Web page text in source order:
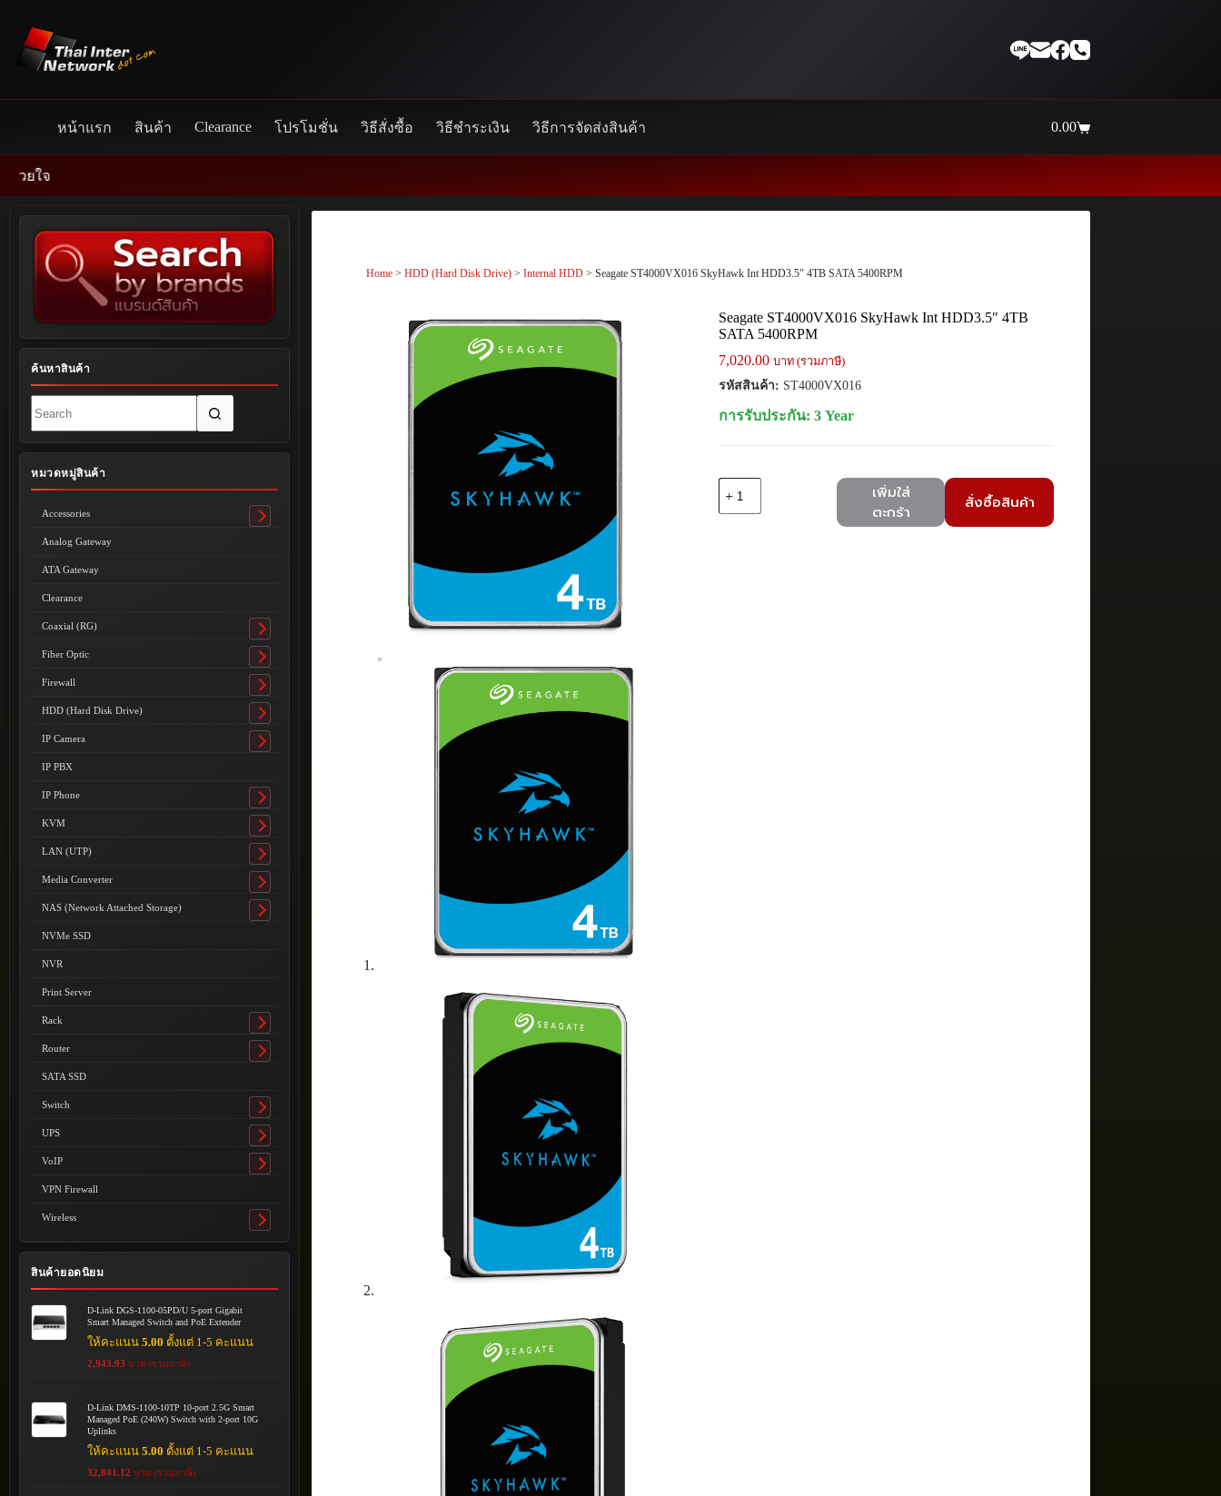
content
หน้าแรก สินค้า Clearance โปรโมชั่น วิธีสั่งซื้อ วิธีชำระเงิน วิธีการจัดส่งสินค้า
Shopping
0.00
Home >HDD (Hard Disk Drive) >Internal HDD > Seagate ST4000VX016 SkyHawk Int HDD3.5″ 4TB SATA 5400RPM
Seagate ST4000VX016 SkyHawk Int HDD3.5″ 4TB
SATA 5400RPM
7,020.00 บาท (รวมภาษี)
รหัสสินค้า: ST4000VX016
การรับประกัน: 3 Year
เพิ่มใส่
ตะกร้า
สั่งซื้อสินค้า
ค้นหาสินค้า
results
หมวดหมู่สินค้า
Accessories
Toggle
Analog Gateway
ATA Gateway
Clearance
Coaxial (RG)
Toggle
submenu
Fiber Optic
Toggle
submenu
Firewall
Toggle
submenu
HDD (Hard Disk Drive)
Toggle
submenu
IP Camera
Toggle
IP PBX
IP Phone
Toggle
submenu
KVM
Toggle
submenu
LAN (UTP)
Toggle
submenu
Media Converter
Toggle
submenu
NAS (Network Attached Storage)
Toggle
NVMe SSD
NVR
Print Server
Rack
Toggle
submenu
Router
Toggle
SATA SSD
Switch
Toggle
submenu
UPS
Toggle
submenu
VoIP
Toggle
VPN Firewall
Wireless
Toggle
submenu
สินค้ายอดนิยม
D-Link DGS-1100-05PD/U 5-port Gigabit
Smart Managed Switch and PoE Extender
ให้คะแนน5.00 ตั้งแต่ 1-5 คะแนน
2,943.93 บาท (รวมภาษี)
D-Link DMS-1100-10TP 10-port 2.5G Smart
Managed PoE (240W) Switch with 2-port 10G
Uplinks
ให้คะแนน5.00 ตั้งแต่ 1-5 คะแนน
32,841.12 บาท (รวมภาษี)